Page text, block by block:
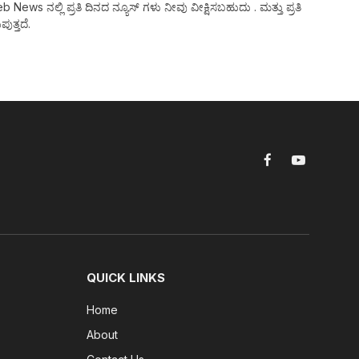
ನಲ್ಲಿ ಪ್ರತಿ ದಿನದ ನ್ಯೂಸ್ ಗಳು ನೀವು ವೀಕ್ಷಿಸಬಹುದು . ಮತ್ತು ಪ್ರತಿ
FacebookYouTube
QUICK LINKS
Home
About